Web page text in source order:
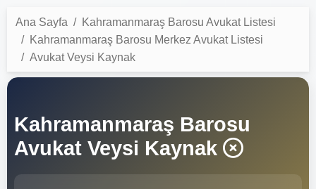
Ana Sayfa
Kahramanmaraş Barosu Avukat Listesi
Kahramanmaraş Barosu Merkez Avukat Listesi
Avukat Veysi Kaynak
Kahramanmaraş Barosu
Avukat Veysi Kaynak